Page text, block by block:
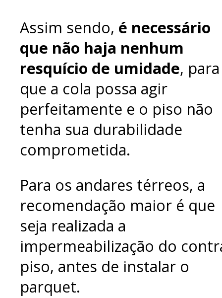
Assim sendo, é necessário
que não haja nenhum
resquício de umidade, para
que a cola possa agir
perfeitamente e o piso não
tenha sua durabilidade
comprometida.
Para os andares térreos, a
recomendação maior é que
seja realizada a
impermeabilização do
piso, antes de instalar o
parquet.